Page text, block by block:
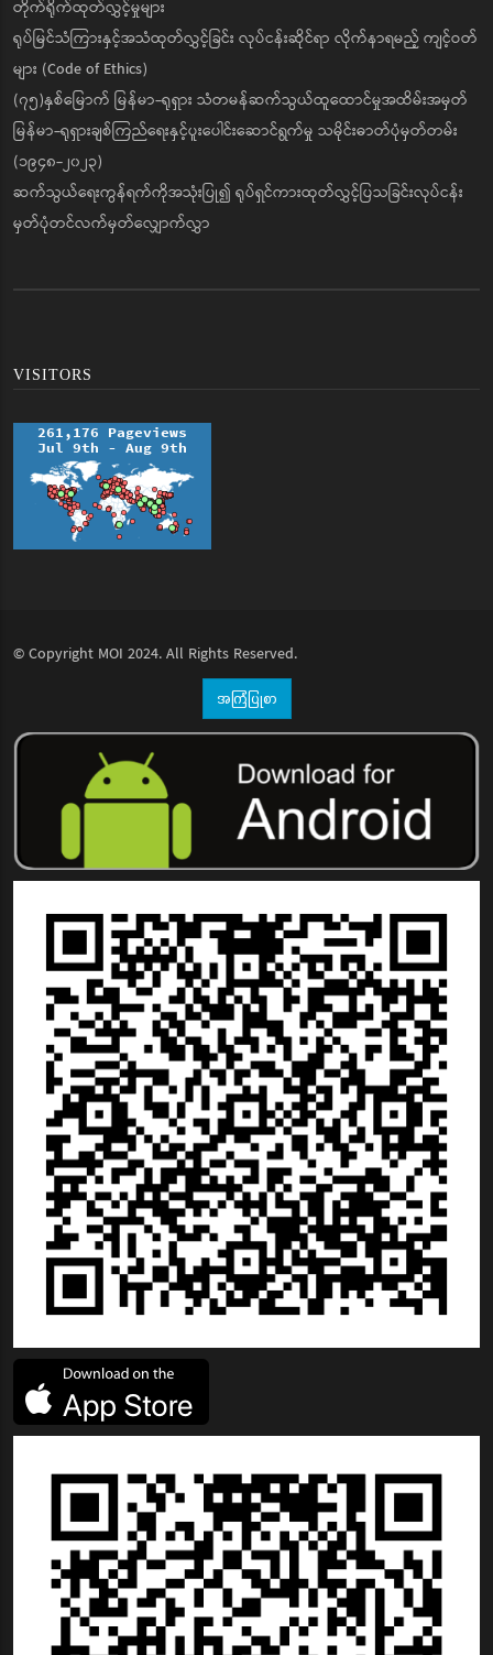
တိုက်ရိုက်ထုတ်လွှင့်မှုများ
ရုပ်မြင်သံကြားနှင့်အသံထုတ်လွှင့်ခြင်း လုပ်ငန်းဆိုင်ရာ လိုက်နာရမည့် ကျင့်ဝတ်
များ (Code of Ethics)
(၇၅)နှစ်မြောက် မြန်မာ-ရုရှား သံတမန်ဆက်သွယ်ထူထောင်မှုအထိမ်းအမှတ်
မြန်မာ-ရုရှားချစ်ကြည်ရေးနှင့်ပူးပေါင်းဆောင်ရွက်မှု သမိုင်းဓာတ်ပုံမှတ်တမ်း
(၁၉၄၈-၂၀၂၃)
ဆက်သွယ်ရေးကွန်ရက်ကိုအသုံးပြု၍ ရုပ်ရှင်ကားထုတ်လွှင့်ပြသခြင်းလုပ်ငန်း
မှတ်ပုံတင်လက်မှတ်လျှောက်လွှာ
VISITORS
© Copyright MOI 2024. All Rights Reserved.
အကြံပြုစာ